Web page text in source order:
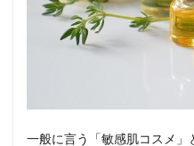
一般に言う「敏感肌コスメ」